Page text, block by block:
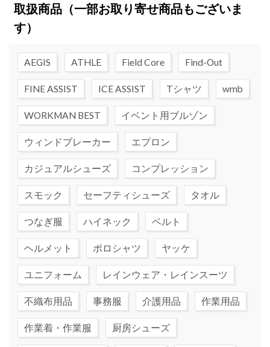
取扱商品（一部お取り寄せ商品もございま
す）
AEGIS ATHLE Field Core Find-Out
FINE ASSIST ICE ASSIST Tシャツ wmb
WORKMAN BEST イベント用ブルゾン
ウィンドブレーカー エプロン
カジュアルシューズ コンプレッション
スモック セーフティシューズ タオル
つなぎ服 ハイネック ベルト
ヘルメット ポロシャツ ヤッケ
ユニフォーム レインウェア・レインスーツ
不織布用品 事務服 介護用品 作業用品
作業着・作業服 厨房シューズ